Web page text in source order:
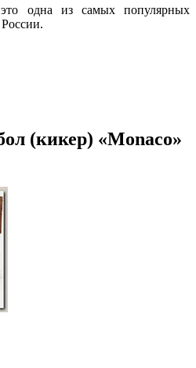
одна из самых популярных
(кикер) «Monaсo»